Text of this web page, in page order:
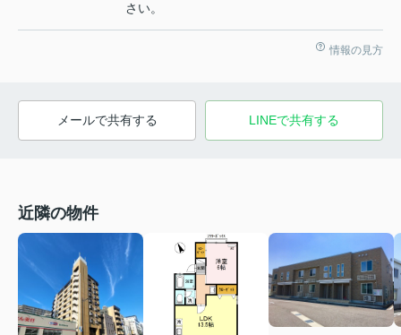
さい。
情報の見方
メールで共有する LINEで共有する
近隣の物件